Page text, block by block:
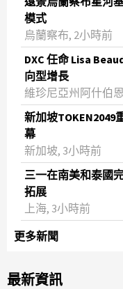
模式
烏蘭察布, 2小時前
DXC 任命 Lisa
向型增長
維珍尼亞州阿什伯
新加坡TOKEN2049
幕
新加坡, 3小時前
三一在南美和泰國
拓展
上海, 3小時前
更多新聞
最新資訊